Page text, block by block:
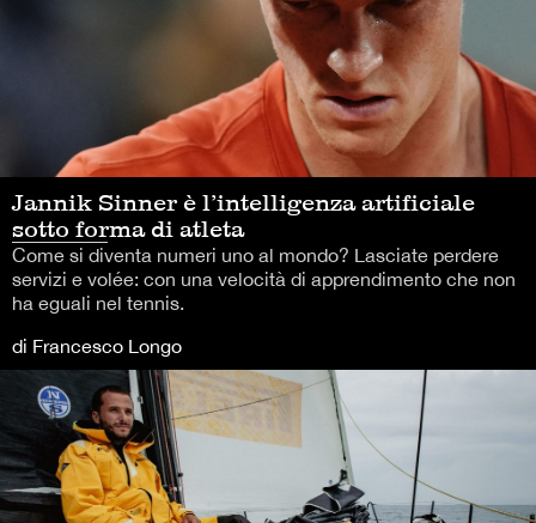
Jannik Sinner è l’intelligenza artificiale
sotto forma di atleta
Come si diventa numeri uno al mondo? Lasciate perdere
servizi e volée: con una velocità di apprendimento che non
ha eguali nel tennis.
di Francesco Longo